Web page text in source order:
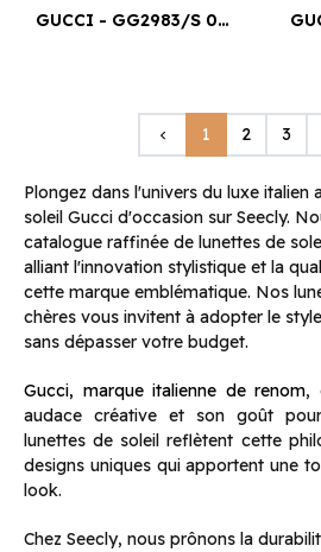
GUCCI - GG2983/S 086CC 58¤14
keyboard_arrow_left Précédent
1 2 3
Plongez dans l'univers du luxe italien
soleil Gucci d'occasion sur Seecly.
catalogue raffinée de lunettes de
alliant l'innovation stylistique et la
cette marque emblématique. Nos
chères vous invitent à adopter le
sans dépasser votre budget.
Gucci, marque italienne de renom,
audace créative et son goût
lunettes de soleil reflètent cette
designs uniques qui apportent une
look.
Chez Seecly, nous prônons la